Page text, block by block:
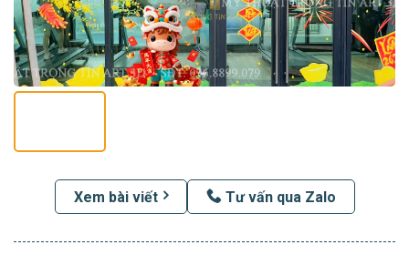
Xem bài viết Tư vấn qua Zalo